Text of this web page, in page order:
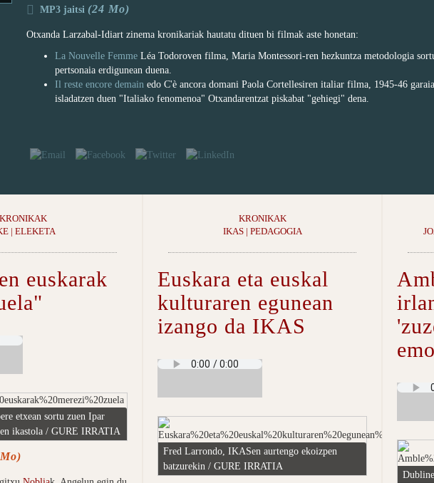
MP3 jaitsi (24 Mo)
Otxanda Larzabal-Idiart zinema kronikariak hautatu dituen bi filmak aste honetan:
La Nouvelle FemmeLéa Todoroven filma, Maria Montessori-ren hezkuntza metodologia
pertsonaia erdigunean duena.
Il reste encore demain edo C'è ancora domani Paola Cortellesiren italiar filma, 1945-46
isladatzen duen "Italiako fenomenoa" Otxandarentzat piskabat "gehiegi" dena.
KRONIKAK
| ELEKETA
euskarak
etxean sortu zuen Ipar
ikastola / GURE IRRATIA
KRONIKAK
IKAS | PEDAGOGIA
Euskara eta euskal
kulturaren egunean
izango da IKAS
Fred Larrondo, IKASen aurtengo ekoizpen
batzurekin / GURE IRRATIA